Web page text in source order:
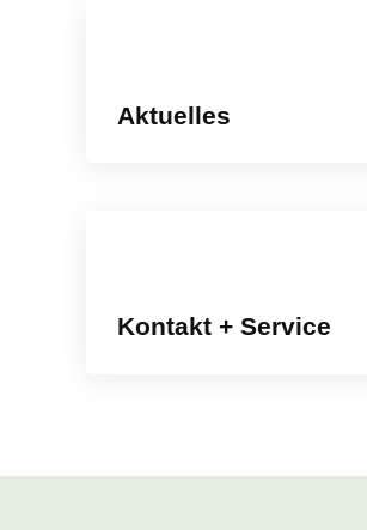
Aktuelles
Kontakt + Service